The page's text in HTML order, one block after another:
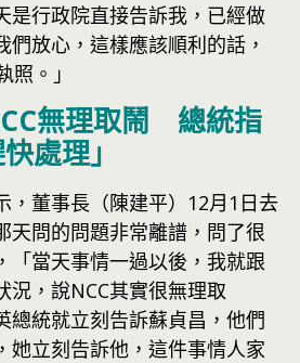
是行政院直接告訴我，已經做
們放心，這樣應該順利的話，
。」
無理取鬧 總統指
處理」
，董事長（陳建平）12月1日去
天問的問題非常離譜，問了很
「當天事情一過以後，我就跟
況，說NCC其實很無理取
總統就立刻告訴蘇貞昌，他們
她立刻告訴他，這件事情人家